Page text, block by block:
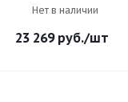
Нет в наличии
23 269руб./шт